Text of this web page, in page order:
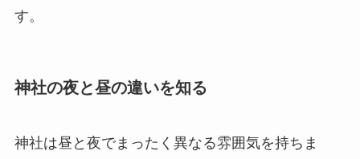
す。
神社の夜と昼の違いを知る
神社は昼と夜でまったく異なる雰囲気を持ちま